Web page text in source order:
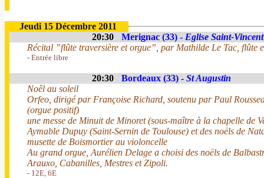
Jeudi 15 Décembre 2011
20:30
Merignac (33) - Eglise Saint-Vincent
Récital ”flûte traversière et orgue”, par Mathilde Le Tac, flûte
- Entrée libre
20:30 Bordeaux (33) - St Augustin
Noêl au soleil
Orfeo, dirigé par Françoise Richard, soutenu par Paul
(orgue positif)
une messe de Minuit de Minoret (sous-maître à la chapelle de
Aymable Dupuy (Saint-Sernin de Toulouse) et des noëls de
musette de Boismortier au violoncelle
Au grand orgue, Aurélien Delage a choisi des noëls de
Arauxo, Cabanilles, Mestres et Zipoli.
- 12E, 6E